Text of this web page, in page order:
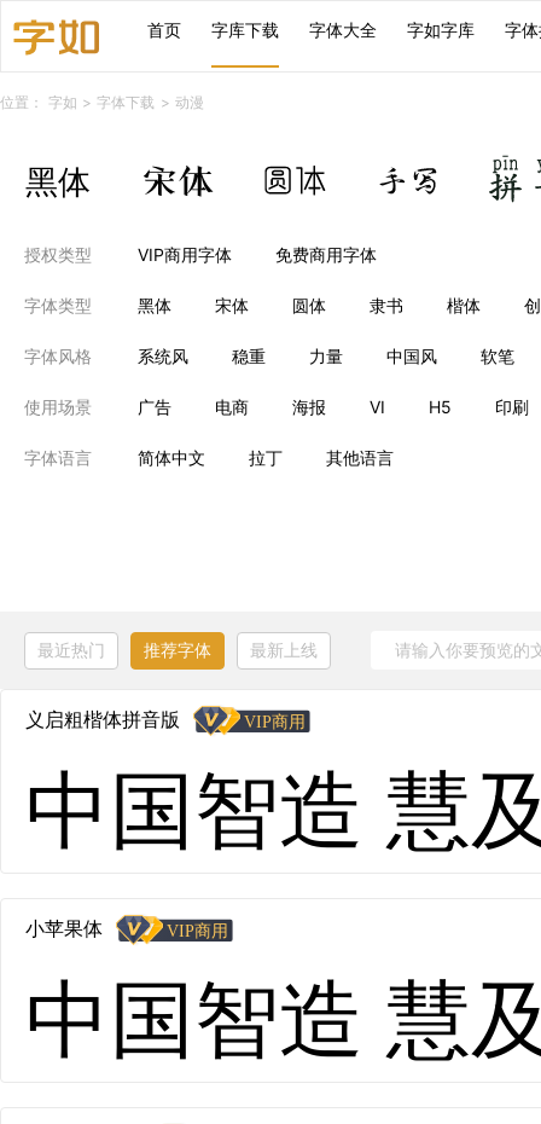
首页 字库下载 字体大全 字如字库 字
位置： 字如 > 字体下载 > 动漫
授权类型 VIP商用字体 免费商用字体
字体类型 黑体 宋体 圆体 隶书 楷体
字体风格 系统风 稳重 力量 中国风 软笔
使用场景 广告 电商 海报 VI H5 印刷
字体语言 简体中文 拉丁 其他语言
最近热门 推荐字体 最新上线
义启粗楷体拼音版
中国智造 慧
小苹果体
中国智造 慧